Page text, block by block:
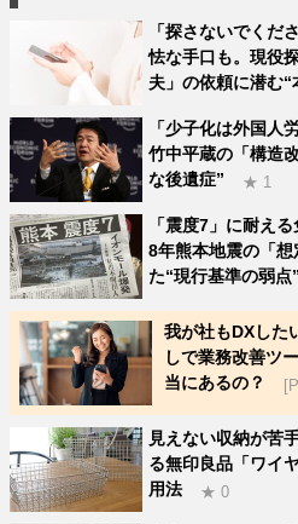
「探さないでくだ
怯な手口も。現役
夫」の依頼に潜む“
「少子化は外国人
竹中平蔵の「構造
な後遺症”
★ 1
「震度7」に耐え
8年熊本地震の「
た“現行基準の弱点”
我が社もDXした
しで業務改善ツ
当にあるの？
見えない収納が苦
る無印良品「ワイ
用法
★ 0